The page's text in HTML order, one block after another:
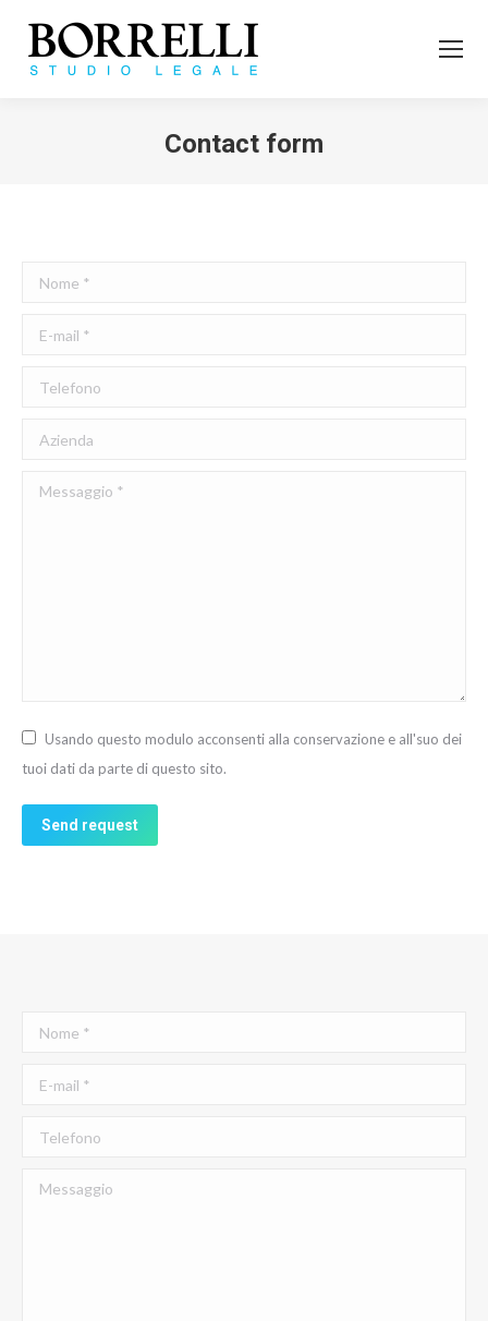
Contact form
Nome *
E-mail *
Telefono
Azienda
Messaggio *
Usando questo modulo acconsenti alla conservazione e all'suo dei
tuoi dati da parte di questo sito.
Send request
Nome *
E-mail *
Telefono
Messaggio